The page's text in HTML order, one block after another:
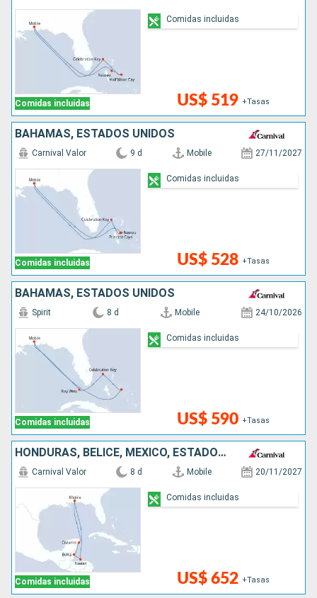
Comidas incluidas US$ 519 +Tasas
Comidas incluidas
BAHAMAS, ESTADOS UNIDOS
Comidas incluidas
Carnival Valor 9 d Mobile 27/11/2027
US$ 528 +Tasas
Comidas incluidas
BAHAMAS, ESTADOS UNIDOS
Comidas incluidas
Spirit 8 d Mobile 24/10/2026
US$ 590 +Tasas
Comidas incluidas
HONDURAS, BELICE, MÉXICO, ESTADOS UNIDOS
Comidas incluidas
Carnival Valor 8 d Mobile 20/11/2027
US$ 652 +Tasas
Comidas incluidas